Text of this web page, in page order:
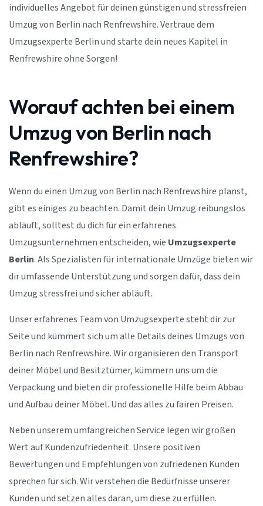
individuelles Angebot für deinen günstigen und stressfreien
Umzug von Berlin nach Renfrewshire. Vertraue dem
Umzugsexperte Berlin und starte dein neues Kapitel in
Renfrewshire ohne Sorgen!
Worauf achten bei einem
Umzug von Berlin nach
Renfrewshire?
Wenn du einen Umzug von Berlin nach Renfrewshire planst,
gibt es einiges zu beachten. Damit dein Umzug reibungslos
abläuft, solltest du dich für ein erfahrenes
Umzugsunternehmen entscheiden, wie Umzugsexperte
Berlin. Als Spezialisten für internationale Umzüge bieten wir
dir umfassende Unterstützung und sorgen dafür, dass dein
Umzug stressfrei und sicher abläuft.
Unser erfahrenes Team von Umzugsexperte steht dir zur
Seite und kümmert sich um alle Details deines Umzugs von
Berlin nach Renfrewshire. Wir organisieren den Transport
deiner Möbel und Besitztümer, kümmern uns um die
Verpackung und bieten dir professionelle Hilfe beim Abbau
und Aufbau deiner Möbel. Und das alles zu fairen Preisen.
Neben unserem umfangreichen Service legen wir großen
Wert auf Kundenzufriedenheit. Unsere positiven
Bewertungen und Empfehlungen von zufriedenen Kunden
sprechen für sich. Wir verstehen die Bedürfnisse unserer
Kunden und setzen alles daran, um diese zu erfüllen.